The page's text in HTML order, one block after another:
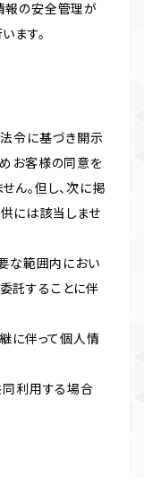
報の安全管理が
ます。
令に基づき開示
お客様の同意を
ん。但し、次に掲
には該当しませ
な範囲内におい
託することに伴
に伴って個人情
同利用する場合